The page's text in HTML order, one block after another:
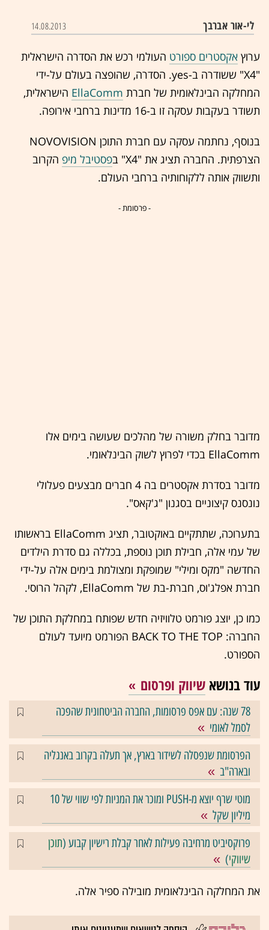
לי-אור אברבך 14.08.2013
ערוץ אקסטרים ספורט העולמי רכש את הסדרה הישראלית
"X4" ששודרה ב-yes. הסדרה, שהופצה בעולם על-ידי
המחלקה הבינלאומית של חברת EllaComm הישראלית,
תשודר בעקבות עסקה זו ב-16 מדינות ברחבי אירופה.
בנוסף, נחתמה עסקה עם חברת התוכן NOVOVISION
הצרפתית. החברה תציג את "X4" ב
פסטיבל מיפ הקרוב
ותשווק אותה ללקוחותיה ברחבי העולם.
- פרסומת -
מדובר בחלק משורה של מהלכים שעושה בימים אלו
EllaComm בכדי לפרוץ לשוק הבינלאומי.
מדובר בסדרת אקסטרים בה 4 חברים מבצעים פעלולי
נונסנס קיצוניים בסגנון "ג'קאס".
בתערוכה, שתתקיים באוקטובר, תציג EllaComm בראשותו
של עמי אלה, חבילת תוכן נוספת, בכללה גם סדרת הילדים
החדשה "מקס ומילי" שמופקת ומצולמת בימים אלה על-ידי
חברת אפלג'וס, חברת-בת של EllaComm, לקהל הרוסי.
כמו כן, יוצג פורמט טלוויזיה חדש שפותח במחלקת התוכן של
החברה: BACK TO THE TOP הפורמט מיועד לעולם
הספורט.
עוד בנושא שיווק ופרסום
78 שנה: עם אפס פרסומות, החברה הביטחונית שהפכה
לסמל לאומי
הפרסומת שנפסלה לשידור בארץ, אך תעלה בקרוב באנגליה
ובארה"ב
מוטי שרף יוצא מ-PUSH ומוכר את המניות לפי שווי של 10
מיליון שקל
פרוקסיביט מרחיבה פעילות לאחר קבלת רישיון קבוע (תוכן
שיווקי)
את המחלקה הבינלאומית מובילה ספיר אלה.